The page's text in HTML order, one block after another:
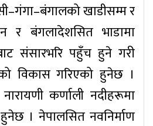
खाडीसम्म र
र बंगलादेशसित भाडामा
संसारभरि पहुँच हुने गरी
विकास गरिएको हुनेछ ।
नारायणी कर्णाली नदीहरूमा
। नेपालसित नवनिर्माण